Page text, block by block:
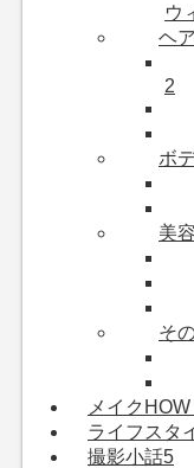
ウ
ヘ
2
ボ
美
そ
メイク
ライフスタ
撮影小話5